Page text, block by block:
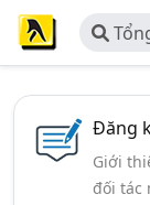
Bình
Đăng
Giới
đối tác